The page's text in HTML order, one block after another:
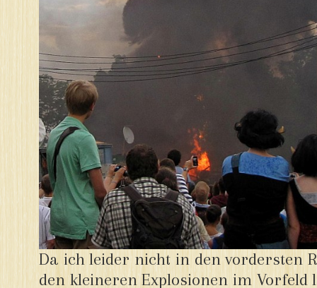
Da ich leider nicht in den vordersten
den kleineren Explosionen im Vorfeld